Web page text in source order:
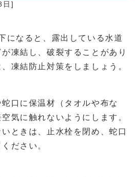
]
になると、露出している水道
凍結し、破裂することがあり
凍結防止対策をしましょう。
口に保温材（タオルや布な
気に触れないようにします。
ときは、止水栓を閉め、蛇口
ださい。